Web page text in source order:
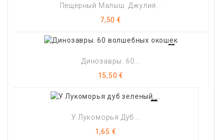
Пещерный Малыш. Джулия...
Цена
7,50 €
Динозавры. 60...
Цена
15,50 €
У Лукоморья Дуб...
Цена
1,65 €